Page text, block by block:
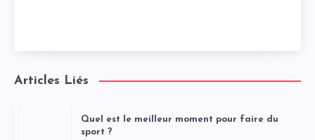
Articles Liés
Quel est le meilleur moment pour faire du
sport ?